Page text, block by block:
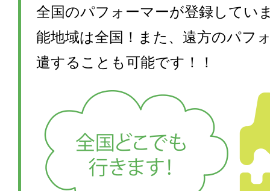
全国のパフォーマーが登録してい
能地域は全国！また、遠方のパフ
遣することも可能です！！